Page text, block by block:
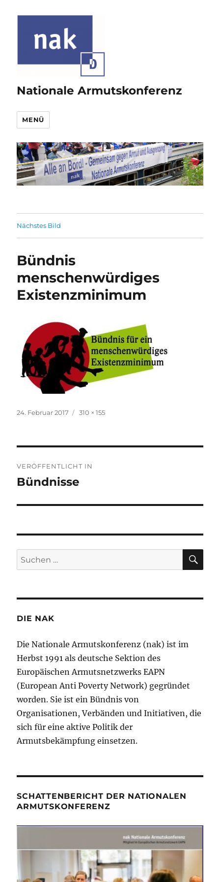
Nationale Armutskonferenz
MENÜ
Nächstes Bild
Bündnis
menschenwürdiges
Existenzminimum
Veröffentlicht
24. Februar 2017 Originalgröße
310 × 155
VERÖFFENTLICHT IN
Bündnisse
Suchen
nach:
DIE NAK
Die Nationale Armutskonferenz (nak) ist im
Herbst 1991 als deutsche Sektion des
Europäischen Armutsnetzwerks EAPN
(European Anti Poverty Network) gegründet
worden. Sie ist ein Bündnis von
Organisationen, Verbänden und Initiativen, die
sich für eine aktive Politik der
Armutsbekämpfung einsetzen.
SCHATTENBERICHT DER NATIONALEN
ARMUTSKONFERENZ